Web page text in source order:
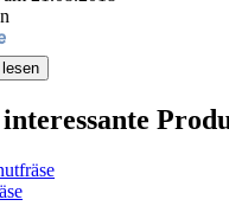
lesen